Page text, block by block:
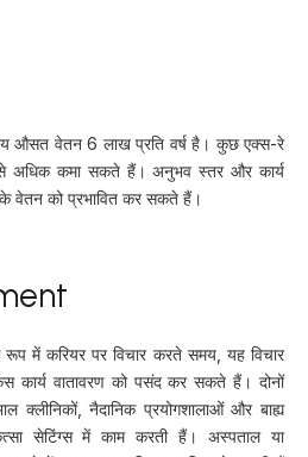
औसत वेतन 6 लाख प्रति वर्ष है। कुछ एक्स-रे
से अधिक कमा सकते हैं। अनुभव स्तर और कार्य
वेतन को प्रभावित कर सकते हैं।
में करियर पर विचार करते समय, यह विचार
कार्य वातावरण को पसंद कर सकते हैं। दोनों
क्लीनिकों, नैदानिक प्रयोगशालाओं और बाह्य
सेटिंग्स में काम करती हैं। अस्पताल या